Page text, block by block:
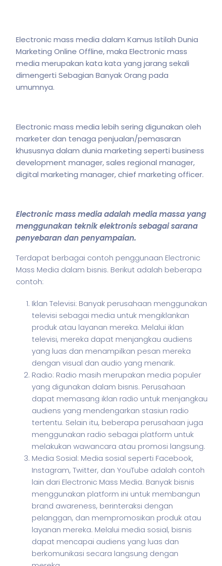
Electronic mass media dalam Kamus Istilah Dunia
Marketing Online Offline, maka Electronic mass
media merupakan kata kata yang jarang sekali
dimengerti Sebagian Banyak Orang pada
umumnya.
Electronic mass media lebih sering digunakan oleh
marketer dan tenaga penjualan/pemasaran
khususnya dalam dunia marketing seperti business
development manager, sales regional manager,
digital marketing manager, chief marketing officer.
Electronic mass media adalah media massa yang
menggunakan teknik elektronis sebagai sarana
penyebaran dan penyampaian.
Terdapat berbagai contoh penggunaan Electronic
Mass Media dalam bisnis. Berikut adalah beberapa
contoh:
Iklan Televisi: Banyak perusahaan menggunakan
televisi sebagai media untuk mengiklankan
produk atau layanan mereka. Melalui iklan
televisi, mereka dapat menjangkau audiens
yang luas dan menampilkan pesan mereka
dengan visual dan audio yang menarik.
Radio: Radio masih merupakan media populer
yang digunakan dalam bisnis. Perusahaan
dapat memasang iklan radio untuk menjangkau
audiens yang mendengarkan stasiun radio
tertentu. Selain itu, beberapa perusahaan juga
menggunakan radio sebagai platform untuk
melakukan wawancara atau promosi langsung.
Media Sosial: Media sosial seperti Facebook,
Instagram, Twitter, dan YouTube adalah contoh
lain dari Electronic Mass Media. Banyak bisnis
menggunakan platform ini untuk membangun
brand awareness, berinteraksi dengan
pelanggan, dan mempromosikan produk atau
layanan mereka. Melalui media sosial, bisnis
dapat mencapai audiens yang luas dan
berkomunikasi secara langsung dengan